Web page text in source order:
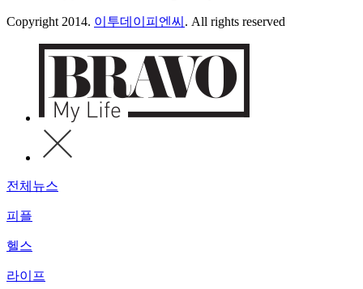
Copyright 2014. 이투데이피엔씨 . All rights reserved
전체뉴스
피플
헬스
라이프